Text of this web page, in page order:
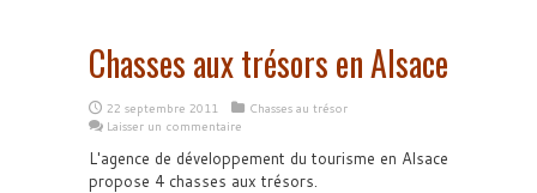
Chasses aux trésors en Alsace
22 septembre 2011
Chasses au trésor
Laisser un commentaire
L'agence de développement du tourisme en Alsace
propose 4 chasses aux trésors.